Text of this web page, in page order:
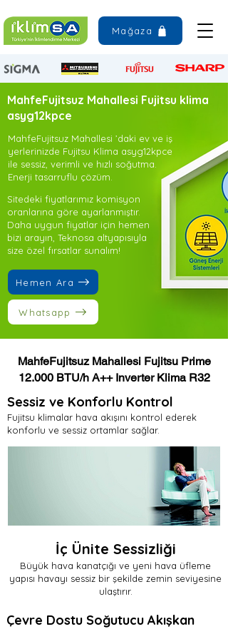
Mağaza
MahfeFujitsuz Mahallesi Fujitsu klima
asyg12kpce
MahfeFujitsuz Mahallesi ’daki ev ve iş
yerlerinizde Fujitsu Klima asyg12kpce
ile sessiz, verimli ve hızlı soğutma.
Enerji tasarruflu çözüm.
Sitedeki fiyatlarımız komisyon
oranlarına göre ayarlanmıştır.
Daha uygun fiyatlar için hemen
bizi arayın, Teknosa altyapısıyla
size özel fırsatlar sunalım!
Hemen Ara
Whatsapp
MahfeFujitsuz Mahallesi Fujitsu Prime
12.000 BTU/h A++ Inverter Klima R32
Sessiz ve Konforlu Kontrol
Fujitsu klimalar hava akışını kontrol ederek
konforlu ve sessiz ortamlar sağlar.
İç Ünite Sessizliği
Büyük hava kanatçığı ve yeni hava üfleme
yapısı havayı sessiz bir şekilde zemin seviyesine
ulaştırır.
Çevre Dostu Soğutucu Akışkan